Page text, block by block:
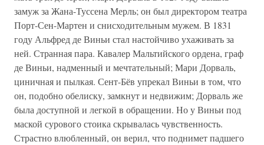
замуж за Жана-Туссена Мерль; он был директором театра
Порт-Сен-Мартен и снисходительным мужем. В 1831
году Альфред де Виньи стал настойчиво ухаживать за
ней. Странная пара. Кавалер Мальтийского ордена, граф
де Виньи, надменный и мечтательный; Мари Дорваль,
циничная и пылкая. Сент-Бёв упрекал Виньи в том, что
он, подобно обелиску, замкнут и недвижим; Дорваль же
была доступной и легкой в обращении. Но у Виньи под
маской сурового стоика скрывалась чувственность.
Страстно влюбленный, он верил, что поднимет падшего